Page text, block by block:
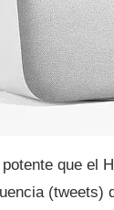
que el
(tweets)